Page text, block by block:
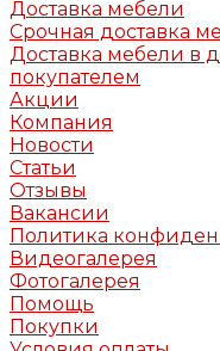
Доставка мебели
Срочная доставка
Доставка мебели в
покупателем
Акции
Компания
Новости
Статьи
Отзывы
Вакансии
Политика
Видеогалерея
Фотогалерея
Помощь
Покупки